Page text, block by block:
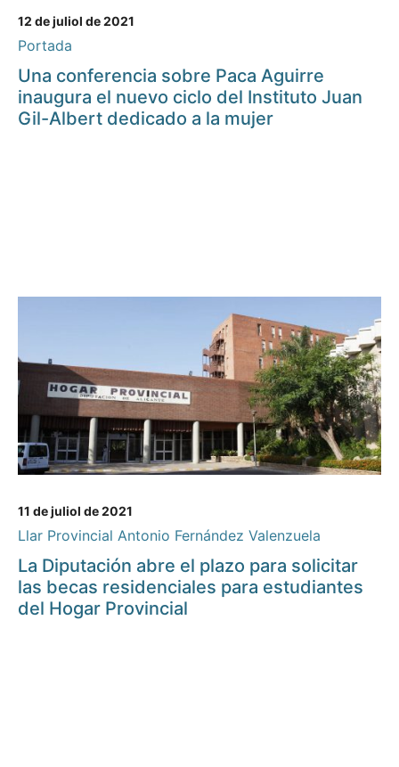
12 de juliol de 2021
Portada
Una conferencia sobre Paca Aguirre
inaugura el nuevo ciclo del Instituto Juan
Gil-Albert dedicado a la mujer
11 de juliol de 2021
Llar Provincial Antonio Fernández Valenzuela
La Diputación abre el plazo para solicitar
las becas residenciales para estudiantes
del Hogar Provincial